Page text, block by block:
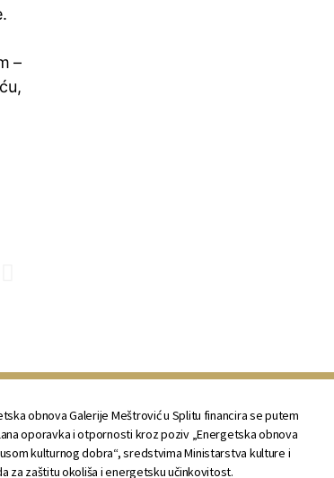
–
obnova Galerije Meštrović u Splitu financira se putem
oporavka i otpornosti kroz poziv „Energetska obnova
kulturnog dobra“, sredstvima Ministarstva kulture i
za zaštitu okoliša i energetsku učinkovitost.